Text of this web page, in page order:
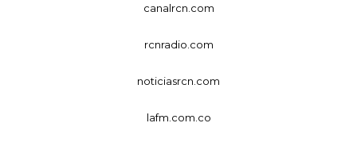
canalrcn.com
rcnradio.com
noticiasrcn.com
lafm.com.co